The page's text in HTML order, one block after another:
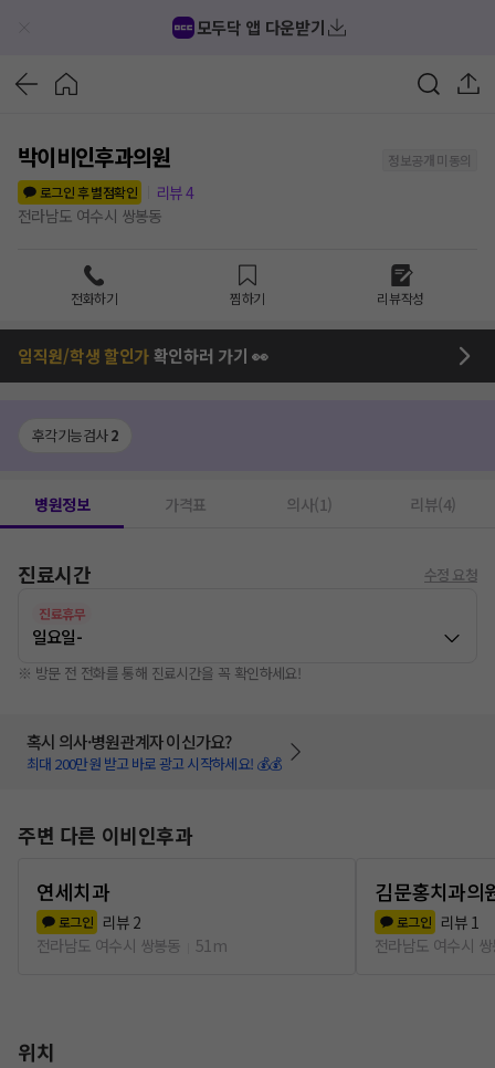
모두닥 앱 다운받기
박이비인후과의원
정보공개 미동의
로그인 후 별점확인
리뷰4
전라남도 여수시 쌍봉동
전화하기 찜하기 리뷰작성
임직원/학생 할인가확인하러 가기 👀
후각기능검사2
병원정보 가격표 의사(1) 리뷰(4)
진료시간 수정 요청
진료휴무
일요일-
※ 방문 전 전화를 통해 진료시간을 꼭 확인하세요!
혹시 의사·병원관계자 이신가요?
최대 200만원 받고 바로 광고 시작하세요! 💰💰
주변 다른 이비인후과
연세치과
로그인 리뷰 2
전라남도 여수시 쌍봉동
51m
김문홍치과의
로그인 리뷰 1
전라남도 여수시
위치